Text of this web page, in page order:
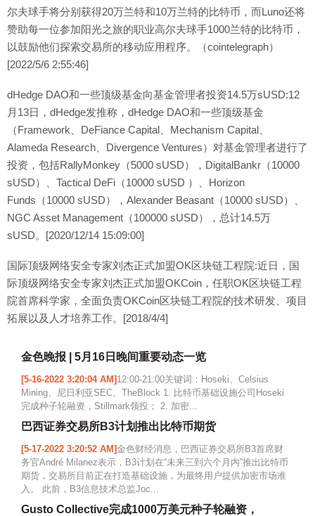
尔夫球手将分别获得20万兰特和10万兰特的比特币，而Luno还将
赞助每一位参加阳光之旅的职业高尔夫球手1000兰特的比特币，
以鼓励他们探索交易所的移动应用程序。（cointelegraph）
[2022/5/6 2:55:46]
dHedge DAO和一些顶级基金向基金管理者投资14.5万sUSD:12
月13日，dHedge发推称，dHedge DAO和一些顶级基金
（Framework、DeFiance Capital、Mechanism Capital、
Alameda Research、Divergence Ventures）对基金管理者进行了
投资，包括RallyMonkey（5000 sUSD），DigitalBankr（10000
sUSD）、Tactical DeFi（10000 sUSD ）、Horizon
Funds（10000 sUSD），Alexander Beasant（10000 sUSD）、
NGC Asset Management（100000 sUSD），总计14.5万
sUSD。[2020/12/14 15:09:00]
国际顶级网络安全专家刘杰正式加盟OK区块链工程院:近日，国
际顶级网络安全专家刘杰正式加盟OKCoin，任职OK区块链工程
院首席科学家，全面负责OKCoin区块链工程院的技术研发、项目
拓展以及人才培养工作。[2018/4/4]
金色晚报 | 5月16日晚间重要动态一览
[5-16-2022 3:20:04 AM] 12:00-21:00关键词：Hoseki、Celsius
Mining、尼日利亚SEC、TheBlock 1. 比特币基础设施公司Hoseki
完成种子轮融资，Stillmark领投； 2. 加密...
巴西证券交易所B3计划推出比特币期货
[5-17-2022 3:20:52 AM]金色财经消息，巴西证券交易所B3首席财
务官André Milanez表示，B3计划在“未来三到六个月内”推出比特币
期货，交易所目前正在打造基础设施，为最终用户提供加密市场准
入。 此前，B3信息技术总监Joc...
Gusto Collective完成1000万美元种子轮融资，